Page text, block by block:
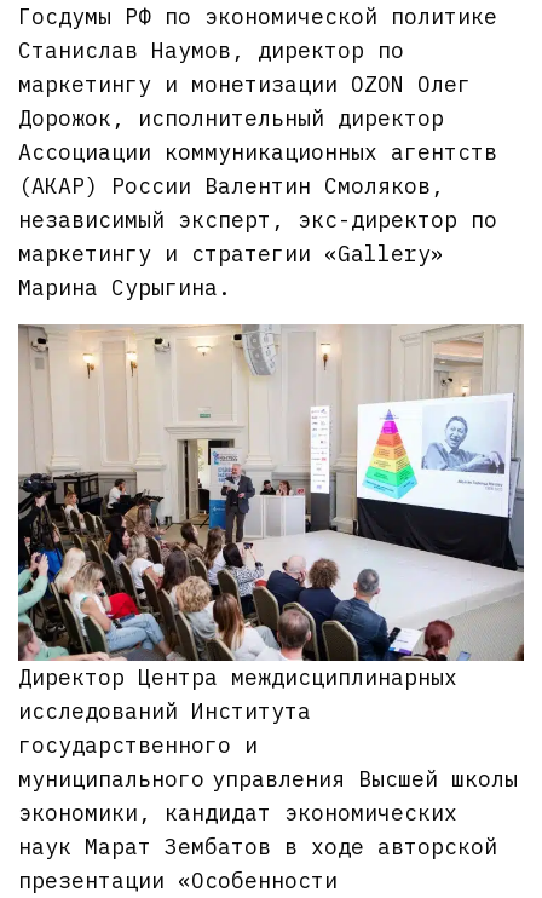
Госдумы РФ по экономической политике
Станислав Наумов, директор по
маркетингу и монетизации OZON Олег
Дорожок, исполнительный директор
Ассоциации коммуникационных агентств
(АКАР) России Валентин Смоляков,
независимый эксперт, экс-директор по
маркетингу и стратегии «Gallery»
Марина Сурыгина.
Директор Центра междисциплинарных
исследований Института
государственного и
муниципального управления Высшей школы
экономики, кандидат экономических
наук Марат Зембатов в ходе авторской
презентации «Особенности